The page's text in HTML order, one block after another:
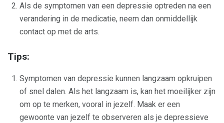
Als de symptomen van een depressie optreden na een
verandering in de medicatie, neem dan onmiddellijk
contact op met de arts.
Tips:
Symptomen van depressie kunnen langzaam opkruipen
of snel dalen. Als het langzaam is, kan het moeilijker zijn
om op te merken, vooral in jezelf. Maak er een
gewoonte van jezelf te observeren als je depressieve